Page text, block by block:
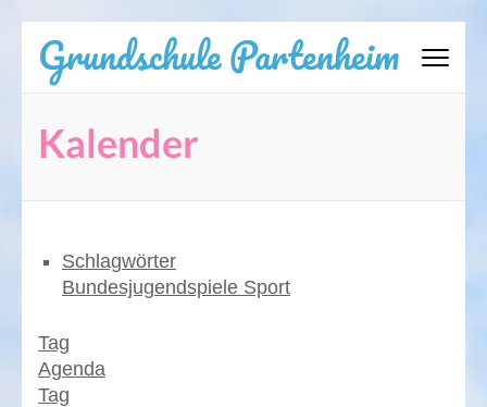
Inhalt
springen
drücken)
Grundschule Partenheim
Kalender
Schlagwörter
Bundesjugendspiele Sport
Tag
Agenda
Tag